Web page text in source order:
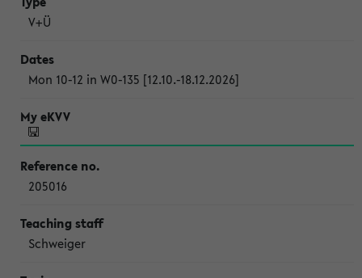
V+Ü
Mon 10-12 in W0-135 [12.10.-18.12.2026]
205016
Schweiger